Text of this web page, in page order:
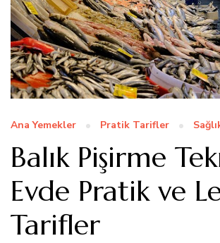
Ana Yemekler Pratik Tarifler
Balık Pişirme
Evde Pratik ve
Tarifler